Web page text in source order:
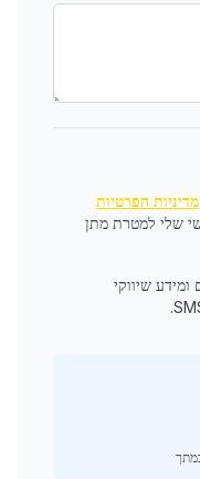
מדיניות הפרטיות
שלי למטרת מתן
שיווקי